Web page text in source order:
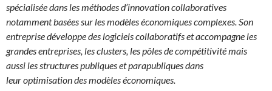
spécialisée dans les méthodes d’innovation collaboratives
notamment basées sur les modèles économiques complexes. Son
entreprise développe des logiciels collaboratifs et accompagne les
grandes entreprises, les clusters, les pôles de compétitivité mais
aussi les structures publiques et parapubliques dans
leur optimisation des modèles économiques.